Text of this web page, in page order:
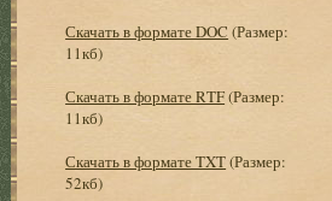
Скачать в формате DOC (Размер:
11кб)
Скачать в формате RTF(Размер:
11кб)
Скачать в формате TXT(Размер:
52кб)